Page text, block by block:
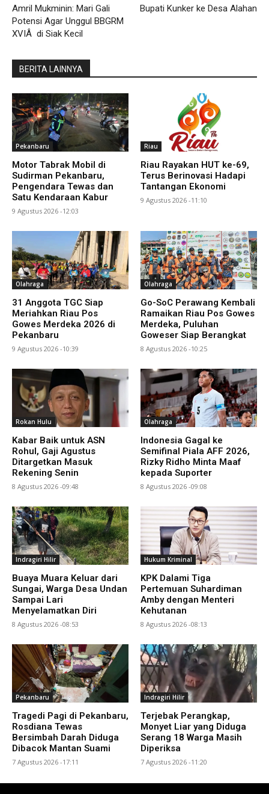
Amril Mukminin: Mari Gali
Potensi Agar Unggul BBGRM
XVIÂ di Siak Kecil
Bupati Kunker ke Desa Alahan
BERITA LAINNYA
Pekanbaru
Motor Tabrak Mobil di
Sudirman Pekanbaru,
Pengendara Tewas dan
Satu Kendaraan Kabur
9 Agustus 2026 -12:03
Riau
Riau Rayakan HUT ke-69,
Terus Berinovasi Hadapi
Tantangan Ekonomi
9 Agustus 2026 -11:10
Olahraga
31 Anggota TGC Siap
Meriahkan Riau Pos
Gowes Merdeka 2026 di
Pekanbaru
9 Agustus 2026 -10:39
Olahraga
Go-SoC Perawang Kembali
Ramaikan Riau Pos Gowes
Merdeka, Puluhan
Goweser Siap Berangkat
8 Agustus 2026 -10:25
Rokan Hulu
Kabar Baik untuk ASN
Rohul, Gaji Agustus
Ditargetkan Masuk
Rekening Senin
8 Agustus 2026 -09:48
Olahraga
Indonesia Gagal ke
Semifinal Piala AFF 2026,
Rizky Ridho Minta Maaf
kepada Suporter
8 Agustus 2026 -09:08
Indragiri Hilir
Buaya Muara Keluar dari
Sungai, Warga Desa Undan
Sampai Lari
Menyelamatkan Diri
8 Agustus 2026 -08:53
Hukum Kriminal
KPK Dalami Tiga
Pertemuan Suhardiman
Amby dengan Menteri
Kehutanan
8 Agustus 2026 -08:13
Pekanbaru
Tragedi Pagi di Pekanbaru,
Rosdiana Tewas
Bersimbah Darah Diduga
Dibacok Mantan Suami
7 Agustus 2026 -17:11
Indragiri Hilir
Terjebak Perangkap,
Monyet Liar yang Diduga
Serang 18 Warga Masih
Diperiksa
7 Agustus 2026 -11:20